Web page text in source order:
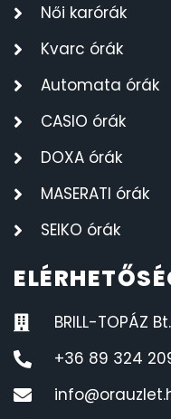
Női karórák
Kvarc órák
Automata órák
CASIO órák
DOXA órák
MASERATI órák
SEIKO órák
BRILL-TOPÁZ Bt.
+36 89 324